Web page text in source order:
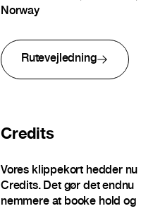
Norway
Rutevejledning
Credits
Vores klippekort hedder nu
Credits. Det gør det endnu
nemmere at booke hold og